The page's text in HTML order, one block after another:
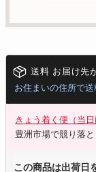
送料 お届け先
お住まいの住所で
きょう着く便（当
豊洲市場で競り落
この商品は出荷日